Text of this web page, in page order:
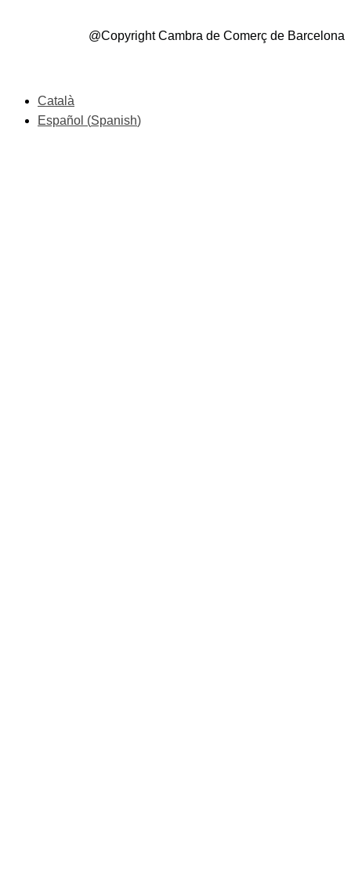
@Copyright Cambra de Comerç de Barcelona
Català
Español (Spanish)